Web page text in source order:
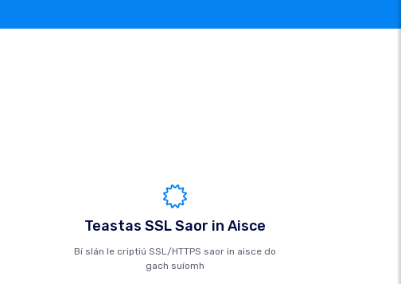
Teastas SSL Saor in Aisce
Bí slán le criptiú SSL/HTTPS saor in aisce do
gach suíomh